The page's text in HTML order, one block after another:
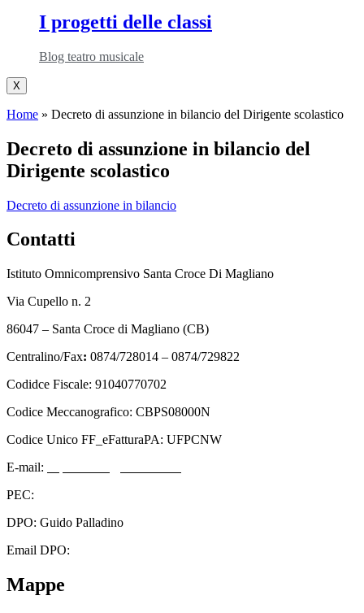
I progetti delle classi
Blog teatro musicale
X
Home » Decreto di assunzione in bilancio del Dirigente scolastico
Decreto di assunzione in bilancio del
Dirigente scolastico
Decreto di assunzione in bilancio
Contatti
Istituto Omnicomprensivo Santa Croce Di Magliano
Via Cupello n. 2
86047 – Santa Croce di Magliano (CB)
Centralino/Fax: 0874/728014 – 0874/729822
Codidce Fiscale: 91040770702
Codice Meccanografico: CBPS08000N
Codice Unico FF_eFatturaPA: UFPCNW
E-mail:
PEC:
DPO: Guido Palladino
Email DPO:
Mappe